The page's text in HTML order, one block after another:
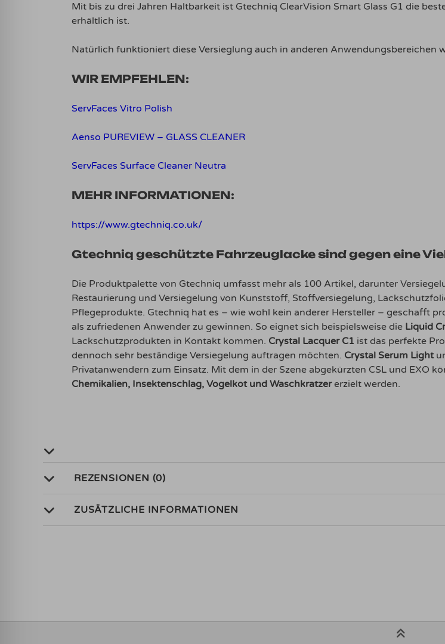
Mit bis zu drei Jahren Haltbarkeit ist Gtechniq ClearVision Smart Glass G1 die
erhältlich ist.
Natürlich funktioniert diese Versieglung auch in anderen Anwendungsbereichen
WIR EMPFEHLEN:
ServFaces Vitro Polish
Aenso PUREVIEW – GLASS CLEANER
ServFaces Surface Cleaner Neutra
MEHR INFORMATIONEN:
https://www.gtechniq.co.uk/
Gtechniq geschützte Fahrzeuglacke sind gegen eine
Die Produktpalette von Gtechniq umfasst mehr als 100 Artikel, darunter
Restaurierung und Versiegelung von Kunststoff, Stoffversiegelung,
Pflegeprodukte. Gtechniq hat es – wie wohl kein anderer Hersteller – geschafft
als zufriedenen Anwender zu gewinnen. So eignet sich beispielsweise die Liquid
Lackschutzprodukten in Kontakt kommen. Crystal Lacquer C1 ist das perfekte
dennoch sehr beständige Versiegelung auftragen möchten. Crystal Serum Light
Privatanwendern zum Einsatz. Mit dem in der Szene abgekürzten CSL und EXO
Chemikalien, Insektenschlag, Vogelkot und Waschkratzererzielt werden.
REZENSIONEN (0)
ZUSÄTZLICHE INFORMATIONEN